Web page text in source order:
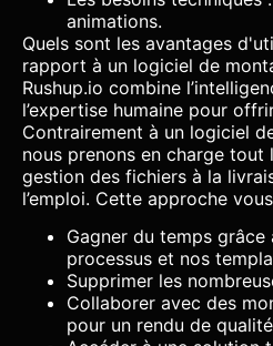
animations.
Quels sont les avantages
rapport à un logiciel de
Rushup.io combine
l’expertise humaine pour
Contrairement à un logiciel
nous prenons en charge tout
gestion des fichiers à la
l’emploi. Cette approche
Gagner du temps grâce
processus et nos
Supprimer les
Collaborer avec des
pour un rendu de